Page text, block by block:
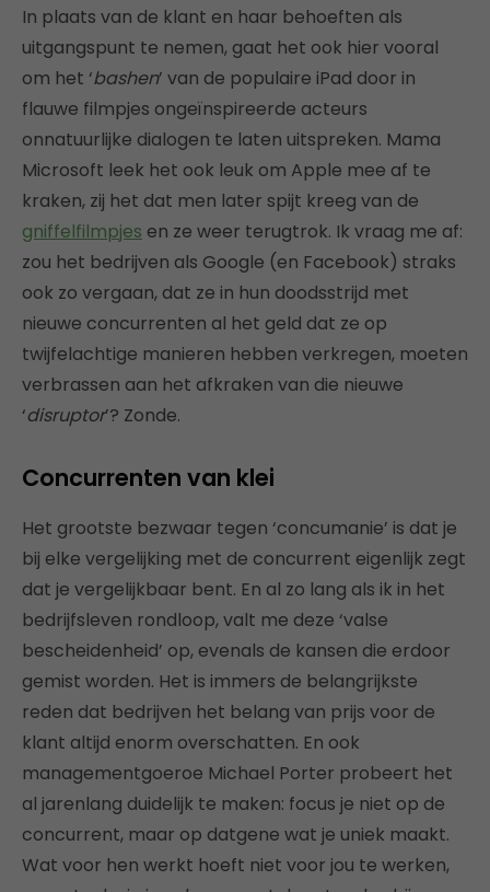
In plaats van de klant en haar behoeften als
uitgangspunt te nemen, gaat het ook hier vooral
om het ‘bashen’ van de populaire iPad door in
flauwe filmpjes ongeïnspireerde acteurs
onnatuurlijke dialogen te laten uitspreken. Mama
Microsoft leek het ook leuk om Apple mee af te
kraken, zij het dat men later spijt kreeg van de
gniffelfilmpjes en ze weer terugtrok. Ik vraag me af:
zou het bedrijven als Google (en Facebook) straks
ook zo vergaan, dat ze in hun doodsstrijd met
nieuwe concurrenten al het geld dat ze op
twijfelachtige manieren hebben verkregen, moeten
verbrassen aan het afkraken van die nieuwe
‘disruptor’? Zonde.
Concurrenten van klei
Het grootste bezwaar tegen ‘concumanie’ is dat je
bij elke vergelijking met de concurrent eigenlijk zegt
dat je vergelijkbaar bent. En al zo lang als ik in het
bedrijfsleven rondloop, valt me deze ‘valse
bescheidenheid’ op, evenals de kansen die erdoor
gemist worden. Het is immers de belangrijkste
reden dat bedrijven het belang van prijs voor de
klant altijd enorm overschatten. En ook
managementgoeroe Michael Porter probeert het
al jarenlang duidelijk te maken: focus je niet op de
concurrent, maar op datgene wat je uniek maakt.
Wat voor hen werkt hoeft niet voor jou te werken,